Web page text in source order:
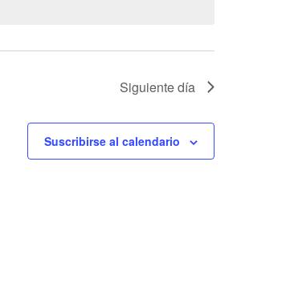
Siguiente día
Suscribirse al calendario